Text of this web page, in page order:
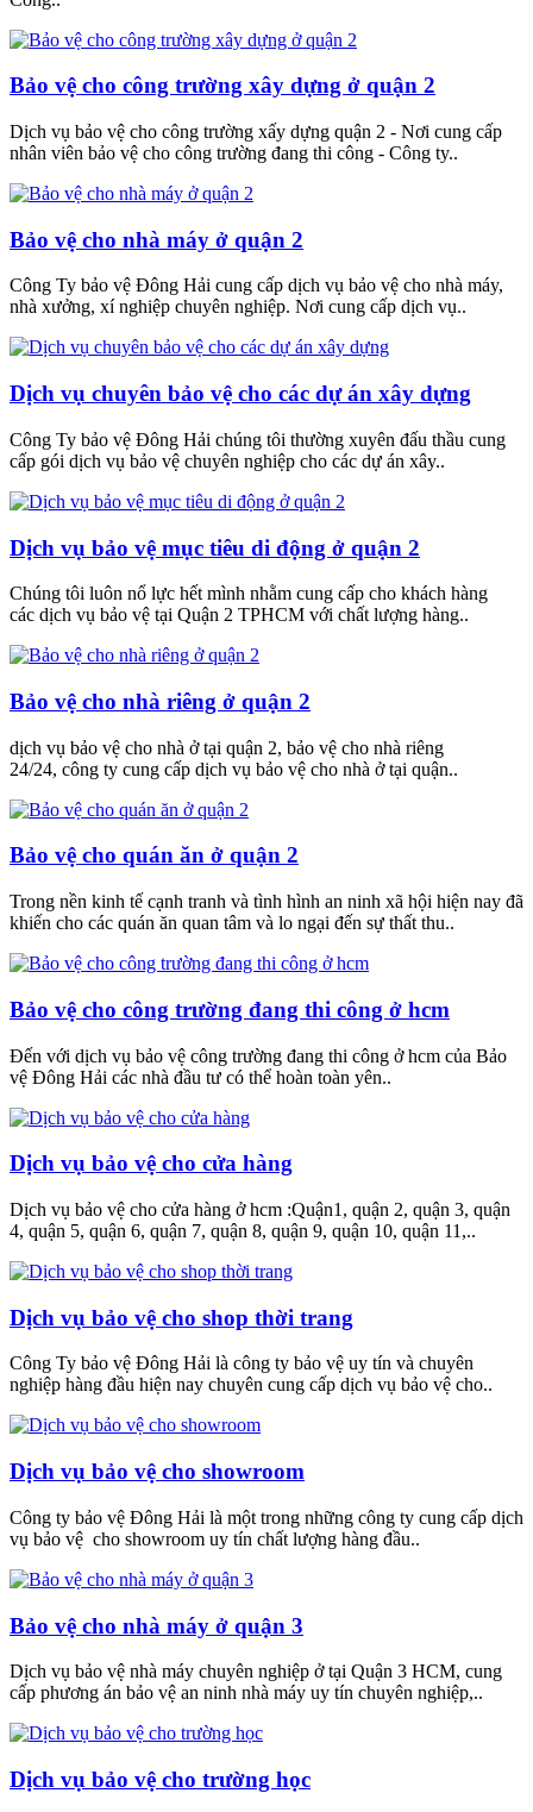
Bảo vệ cho công trường xây dựng ở quận 2
Dịch vụ bảo vệ cho công trường xấy dựng quận 2 - Nơi cung cấp
nhân viên bảo vệ cho công trường đang thi công - Công ty..
Bảo vệ cho nhà máy ở quận 2
Công Ty bảo vệ Đông Hải cung cấp dịch vụ bảo vệ cho nhà máy,
nhà xưởng, xí nghiệp chuyên nghiệp. Nơi cung cấp dịch vụ..
Dịch vụ chuyên bảo vệ cho các dự án xây dựng
Công Ty bảo vệ Đông Hải chúng tôi thường xuyên đấu thầu cung
cấp gói dịch vụ bảo vệ chuyên nghiệp cho các dự án xây..
Dịch vụ bảo vệ mục tiêu di động ở quận 2
Chúng tôi luôn nổ lực hết mình nhằm cung cấp cho khách hàng
các dịch vụ bảo vệ tại Quận 2 TPHCM với chất lượng hàng..
Bảo vệ cho nhà riêng ở quận 2
dịch vụ bảo vệ cho nhà ở tại quận 2, bảo vệ cho nhà riêng
24/24, công ty cung cấp dịch vụ bảo vệ cho nhà ở tại quận..
Bảo vệ cho quán ăn ở quận 2
Trong nền kinh tế cạnh tranh và tình hình an ninh xã hội hiện nay đã
khiến cho các quán ăn quan tâm và lo ngại đến sự thất thu..
Bảo vệ cho công trường đang thi công ở hcm
Đến với dịch vụ bảo vệ công trường đang thi công ở hcm của Bảo
vệ Đông Hải các nhà đầu tư có thể hoàn toàn yên..
Dịch vụ bảo vệ cho cửa hàng
Dịch vụ bảo vệ cho cửa hàng ở hcm :Quận1, quận 2, quận 3, quận
4, quận 5, quận 6, quận 7, quận 8, quận 9, quận 10, quận 11,..
Dịch vụ bảo vệ cho shop thời trang
Công Ty bảo vệ Đông Hải là công ty bảo vệ uy tín và chuyên
nghiệp hàng đầu hiện nay chuyên cung cấp dịch vụ bảo vệ cho..
Dịch vụ bảo vệ cho showroom
Công ty bảo vệ Đông Hải là một trong những công ty cung cấp dịch
vụ bảo vệ cho showroom uy tín chất lượng hàng đầu..
Bảo vệ cho nhà máy ở quận 3
Dịch vụ bảo vệ nhà máy chuyên nghiệp ở tại Quận 3 HCM, cung
cấp phương án bảo vệ an ninh nhà máy uy tín chuyên nghiệp,..
Dịch vụ bảo vệ cho trường học